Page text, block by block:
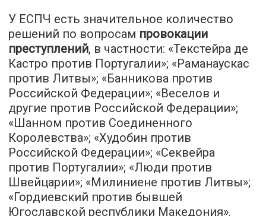
У ЕСПЧ есть значительное количество
решений по вопросам провокации
преступлений, в частности: «Текстейра де
Кастро против Португалии»; «Раманаускас
против Литвы»; «Банникова против
Российской Федерации»; «Веселов и
другие против Российской Федерации»;
«Шанном против Соединенного
Королевства»; «Худобин против
Российской Федерации»; «Секвейра
против Португалии»; «Люди против
Швейцарии»; «Милиниене против Литвы»;
«Гордиевский против бывшей
Югославской республики Македония».